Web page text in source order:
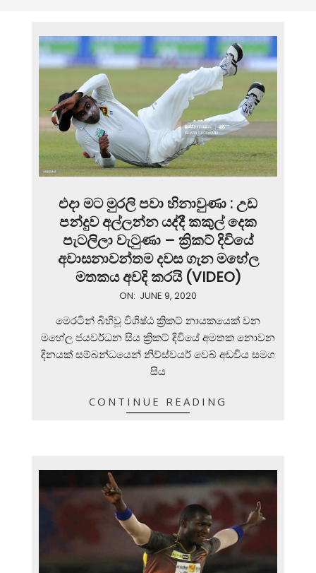
එදා මට මුරලි පවා හිනාවුණා : උඩ
පන්දුව අල්ලන්න යද්දී කකුල් දෙක
පැටලිලා වැටුණා – ක්‍රිකට් දිවියේ
අවාසනාවන්තම දවස ගැන මහේල
මතකය අවදි කරයි (VIDEO)
ON: JUNE 9, 2020
මෙරටින් බිහිවූ විශිෂ්ඨ ක්‍රිකට් නායකයෙක් වන
මහේල ජයවර්ධන සිය ක්‍රිකට් දිවියේ අමතක නොවන
දිනයක් සම්බන්ධයෙන් නිව්ස්වයර් වෙබ් අඩවිය සමග
සිය
CONTINUE READING